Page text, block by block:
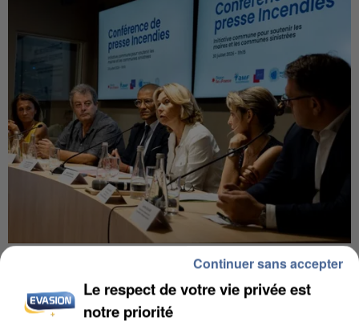
INCENDIES : L’ÎLE-DE-FRANCE LANCE UN ÉLAN
Le respect de votre vie privée est
notre priorité
Continuer sans accepter